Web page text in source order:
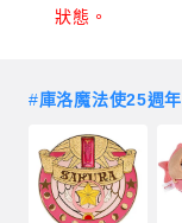
狀態。
#庫洛魔法使25週年